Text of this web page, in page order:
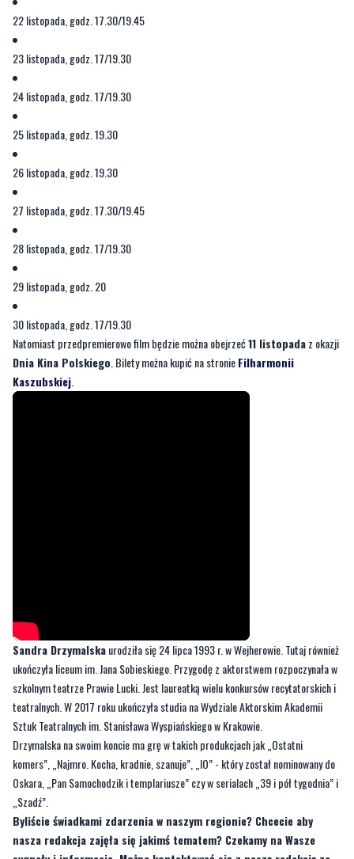
22 listopada, godz. 17.30/19.45
23 listopada, godz. 17/19.30
24 listopada, godz. 17/19.30
25 listopada, godz. 19.30
26 listopada, godz. 19.30
27 listopada, godz. 17.30/19.45
28 listopada, godz. 17/19.30
29 listopada, godz. 20
30 listopada, godz. 17/19.30
Natomiast przedpremierowo film będzie można obejrzeć11 listopadaz okazji
Dnia Kina Polskiego . Bilety można kupić na stronieFilharmonii
Kaszubskiej
Sandra Drzymalskaurodziła się 24 lipca 1993 r. w Wejherowie. Tutaj również
ukończyła liceum im. Jana Sobieskiego. Przygodę z aktorstwem rozpoczynała w
szkolnym teatrze Prawie Lucki. Jest laureatką wielu konkursów recytatorskich i
teatralnych. W 2017 roku ukończyła studia na Wydziale Aktorskim Akademii
Sztuk Teatralnych im. Stanisława Wyspiańskiego w Krakowie.
Drzymalska na swoim koncie ma grę w takich produkcjach jak „Ostatni
komers”, „Najmro. Kocha, kradnie, szanuje”, „IO” - który został nominowany do
Oskara, „Pan Samochodzik i templariusze” czy w serialach „39 i pół tygodnia” i
„Szadź”.
Byliście świadkami zdarzenia w naszym regionie? Chcecie aby
nasza redakcja zajęła się jakimś tematem? Czekamy na Wasze